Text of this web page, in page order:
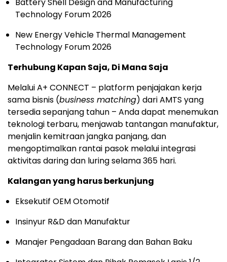
Battery Shell Design and Manufacturing
Technology Forum 2026
New Energy Vehicle Thermal Management
Technology Forum 2026
Terhubung Kapan Saja, Di Mana Saja
Melalui A+ CONNECT – platform penjajakan kerja
sama bisnis (business matching) dari AMTS yang
tersedia sepanjang tahun – Anda dapat menemukan
teknologi terbaru, menjawab tantangan manufaktur,
menjalin kemitraan jangka panjang, dan
mengoptimalkan rantai pasok melalui integrasi
aktivitas daring dan luring selama 365 hari.
Kalangan yang harus berkunjung
Eksekutif OEM Otomotif
Insinyur R&D dan Manufaktur
Manajer Pengadaan Barang dan Bahan Baku